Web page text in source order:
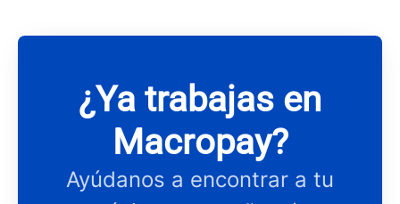
¿Ya trabajas en
Macropay?
Ayúdanos a encontrar a tu